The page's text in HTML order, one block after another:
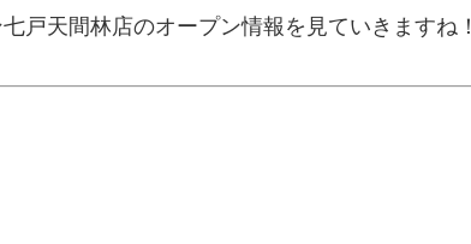
戸天間林店のオープン情報を見ていきますね！